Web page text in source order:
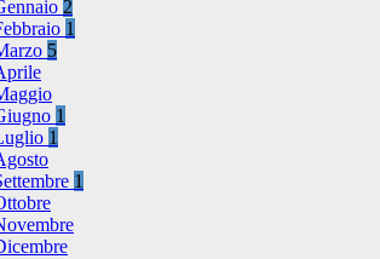
2
1
5
1
1
1